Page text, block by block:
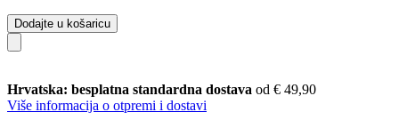
Dodajte u košaricu
Hrvatska: besplatna standardna dostava od € 49,90
Više informacija o otpremi i dostavi